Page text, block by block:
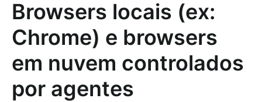
Browsers locais (ex:
Chrome) e browsers
em nuvem controlados
por agentes